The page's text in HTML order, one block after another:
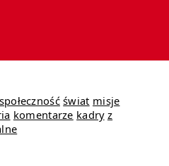
społeczność świat misje
komentarze kadry z